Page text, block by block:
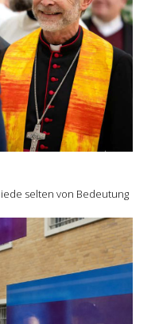
selten von Bedeutung